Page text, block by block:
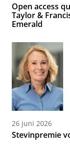
Open access
Taylor &
Emerald
26 juni 2026
Stevinpremie